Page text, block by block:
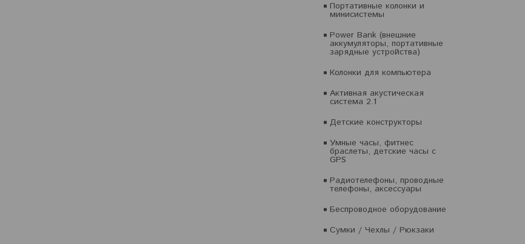
Портативные колонки и
минисистемы
Power Bank (внешние
аккумуляторы, портативные
зарядные устройства)
Колонки для компьютера
Активная акустическая
система 2.1
Детские конструкторы
Умные часы, фитнес
браслеты, детские часы с
GPS
Радиотелефоны, проводные
телефоны, аксессуары
Беспроводное оборудование
Сумки / Чехлы / Рюкзаки